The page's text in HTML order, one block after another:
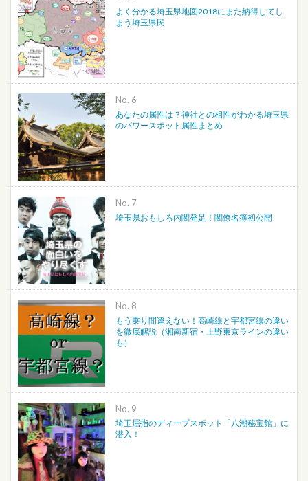
よく分かる埼玉県地図2018にまた納得してし
まう埼玉県民
No.
あなたの属性は？神社との相性がわかる埼玉県
のパワースポット属性まとめ
No.
埼玉県おもしろ内閣発足！閣僚名簿初公開
No.
もう乗り間違えない！高崎線と宇都宮線の違い
を徹底解説（湘南新宿・上野東京ラインの違い
も）
No.
埼玉屈指のディープスポット「八潮秘宝館」に
潜入！